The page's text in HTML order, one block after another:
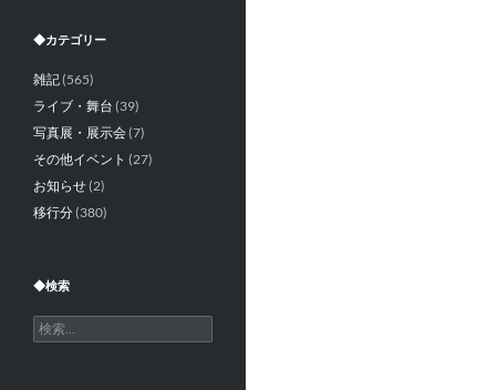
イ
◆カテゴリー
雑記(565)
ライブ・舞台 (39)
写真展・展示会(7)
その他イベント (27)
お知らせ(2)
移行分(380)
◆検索
検
索: